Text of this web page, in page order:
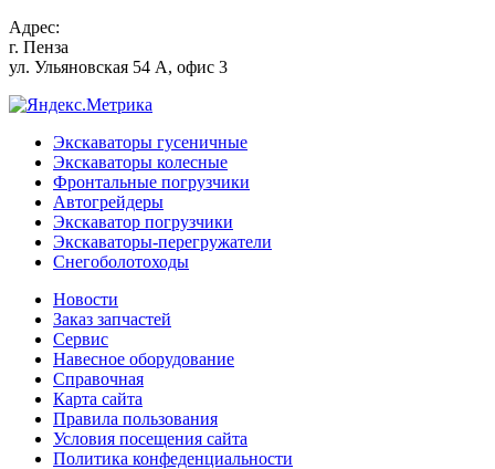
Адрес:
г. Пенза
ул. Ульяновская 54 А, офис 3
Экскаваторы гусеничные
Экскаваторы колесные
Фронтальные погрузчики
Автогрейдеры
Экскаватор погрузчики
Экскаваторы-перегружатели
Снегоболотоходы
Новости
Заказ запчастей
Сервис
Навесное оборудование
Справочная
Карта сайта
Правила пользования
Условия посещения сайта
Политика конфеденциальности